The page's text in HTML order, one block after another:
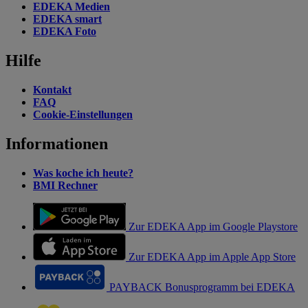
EDEKA Medien
EDEKA smart
EDEKA Foto
Hilfe
Kontakt
FAQ
Cookie-Einstellungen
Informationen
Was koche ich heute?
BMI Rechner
Zur EDEKA App im Google Playstore
Zur EDEKA App im Apple App Store
PAYBACK Bonusprogramm bei EDEKA